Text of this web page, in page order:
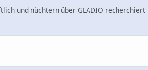
und nüchtern über GLADIO